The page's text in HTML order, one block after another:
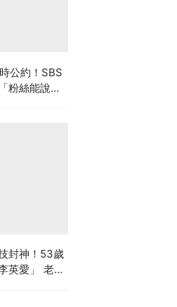
公約！SBS
粉絲能說
封神！53歲
英愛」 老公